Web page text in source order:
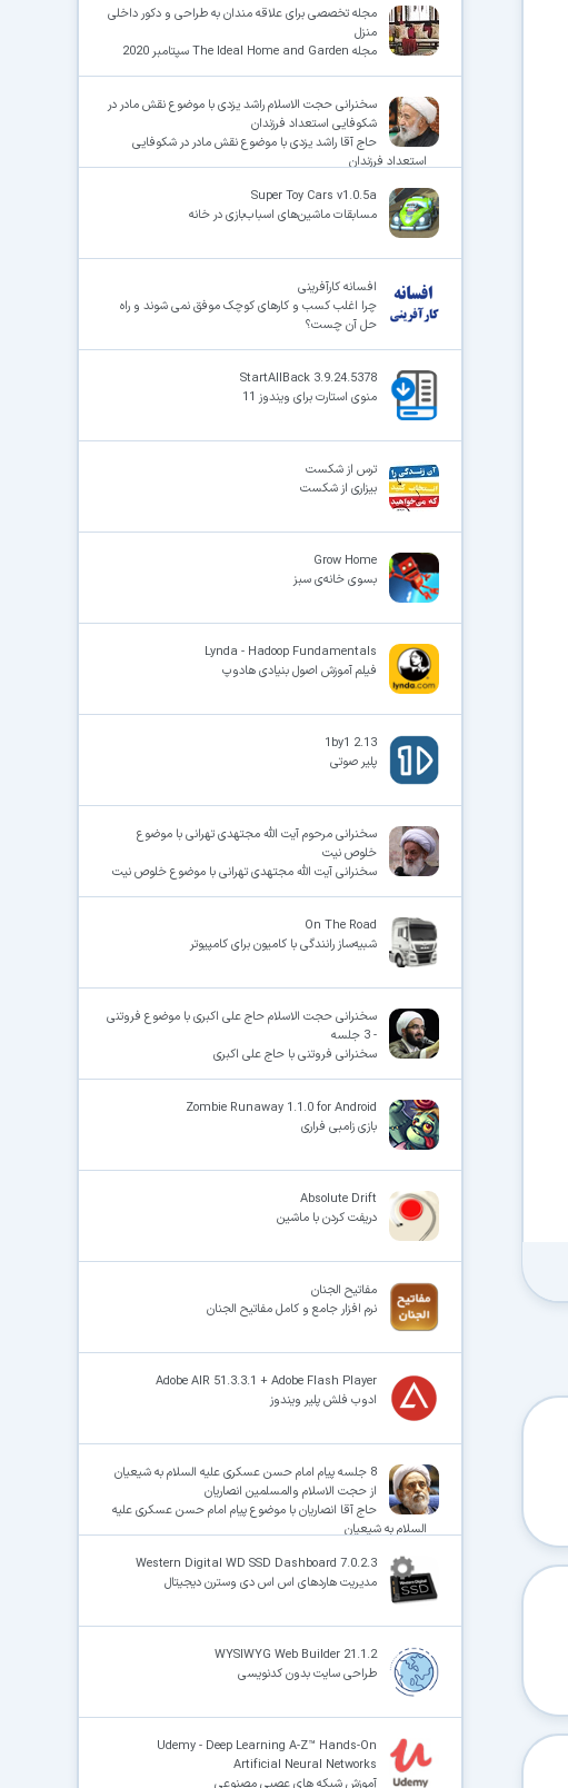
مجله تخصصی برای علاقه مندان به طراحی و دکور داخلی
منزل
مجله The Ideal Home and Garden سپتامبر 2020
سخنرانی حجت الاسلام راشد یزدی با موضوع نقش مادر در
شکوفایی استعداد فرزندان
حاج آقا راشد یزدی با موضوع نقش مادر در شکوفایی
استعداد فرزندان
Super Toy Cars v1.0.5a
مسابقات ماشین‌های اسباب‌بازی در خانه
افسانه کارآفرینی
چرا اغلب کسب و کارهای کوچک موفق نمی شوند و راه
حل آن چست؟
StartAllBack 3.9.24.5378
منوی استارت برای ویندوز 11
ترس از شکست
بیزاری از شکست
Grow Home
بسوی خانه‌ی سبز
Lynda - Hadoop Fundamentals
فیلم آموزش اصول بنیادی هادوپ
1by1 2.13
پلیر صوتی
سخنرانی مرحوم آیت الله مجتهدی تهرانی با موضوع
خلوص نیت
سخنرانی آیت الله مجتهدی تهرانی با موضوع خلوص نیت
On The Road
شبیه‌ساز رانندگی با کامیون برای کامپیوتر
سخنرانی حجت الاسلام حاج علی اکبری با موضوع فروتنی
- 3 جلسه
سخنرانی فروتنی با حاج علی اکبری
Zombie Runaway 1.1.0 for Android
بازی زامبی فراری
Absolute Drift
دریفت کردن با ماشین
مفاتیح الجنان
نرم افزار جامع و کامل مفاتیح الجنان
Adobe AIR 51.3.3.1 + Adobe Flash Player
ادوب فلش پلیر ویندوز
8 جلسه پیام امام حسن عسکری علیه السلام به شیعیان
از حجت الاسلام والمسلمین انصاریان
حاج آقا انصاریان با موضوع پیام امام حسن عسکری علیه
السلام به شیعیان
Western Digital WD SSD Dashboard 7.0.2.3
مدیریت هاردهای اس اس دی وسترن دیجیتال
WYSIWYG Web Builder 21.1.2
طراحی سایت بدون کدنویسی
Udemy - Deep Learning A-Z™ Hands-On
Artificial Neural Networks
آموزش شبکه های عصبی مصنوعی